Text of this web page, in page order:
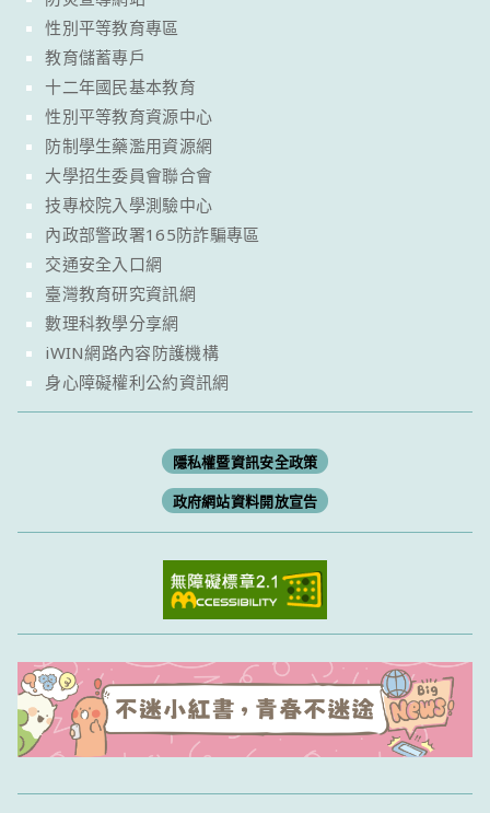
性別平等教育專區
教育儲蓄專戶
十二年國民基本教育
性別平等教育資源中心
防制學生藥濫用資源網
大學招生委員會聯合會
技專校院入學測驗中心
內政部警政署165防詐騙專區
交通安全入口網
臺灣教育研究資訊網
數理科教學分享網
iWIN網路內容防護機構
身心障礙權利公約資訊網
隱私權暨資訊安全政策
政府網站資料開放宣告